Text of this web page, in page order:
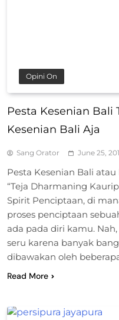
Opini On
Pesta Kesenian Bali
Kesenian Bali Aja
Sang Orator June 25,
Pesta Kesenian Bali
“Teja Dharmaning
Spirit Penciptaan, di
proses penciptaan
ada pada diri kamu.
seru karena banyak
dibawakan oleh
Read More